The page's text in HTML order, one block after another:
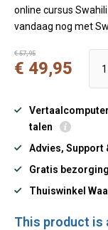
online cursus
vandaag nog met
€ 57,95
€ 49,95
talen
Advies, Support
Gratis
Thuiswinkel
This product is